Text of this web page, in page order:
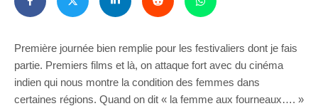
Première journée bien remplie pour les festivaliers dont je fais
partie. Premiers films et là, on attaque fort avec du cinéma
indien qui nous montre la condition des femmes dans
certaines régions. Quand on dit « la femme aux fourneaux…. »